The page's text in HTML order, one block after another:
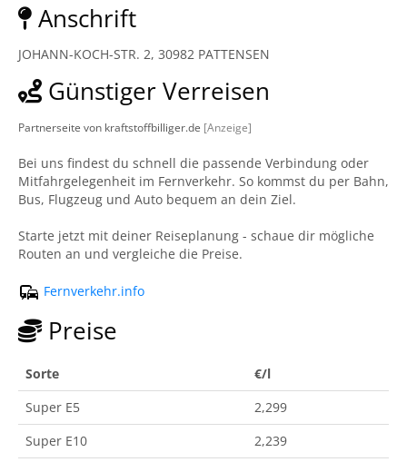
Anschrift
JOHANN-KOCH-STR. 2, 30982 PATTENSEN
Günstiger Verreisen
Partnerseite von kraftstoffbilliger.de [Anzeige]
Bei uns findest du schnell die passende Verbindung oder
Mitfahrgelegenheit im Fernverkehr. So kommst du per Bahn,
Bus, Flugzeug und Auto bequem an dein Ziel.
Starte jetzt mit deiner Reiseplanung - schaue dir mögliche
Routen an und vergleiche die Preise.
Fernverkehr.info
Preise
Sorte
€/l
Super E5
2,299
Super E10
2,239